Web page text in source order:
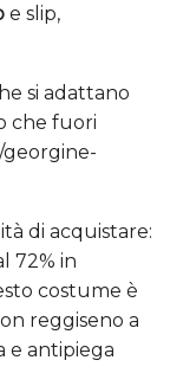
e slip,
si adattano
che fuori
georgine-
di acquistare:
72% in
costume è
reggiseno a
e antipiega